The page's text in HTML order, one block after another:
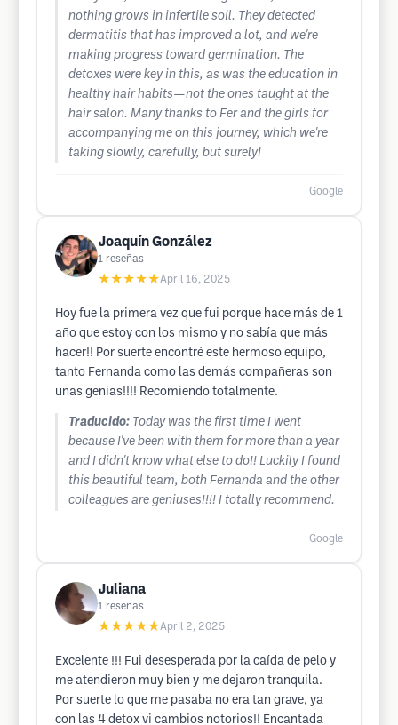
nothing grows in infertile soil. They detected
dermatitis that has improved a lot, and we're
making progress toward germination. The
detoxes were key in this, as was the education in
healthy hair habits—not the ones taught at the
hair salon. Many thanks to Fer and the girls for
accompanying me on this journey, which we're
taking slowly, carefully, but surely!
Google
Joaquín González
1 reseñas
★★★★★April 16, 2025
Hoy fue la primera vez que fui porque hace más de 1
año que estoy con los mismo y no sabía que más
hacer!! Por suerte encontré este hermoso equipo,
tanto Fernanda como las demás compañeras son
unas genias!!!! Recomiendo totalmente.
Traducido: Today was the first time I went
because I've been with them for more than a year
and I didn't know what else to do!! Luckily I found
this beautiful team, both Fernanda and the other
colleagues are geniuses!!!! I totally recommend.
Google
Juliana
1 reseñas
★★★★★April 2, 2025
Excelente !!! Fui desesperada por la caída de pelo y
me atendieron muy bien y me dejaron tranquila.
Por suerte lo que me pasaba no era tan grave, ya
con las 4 detox vi cambios notorios!! Encantada